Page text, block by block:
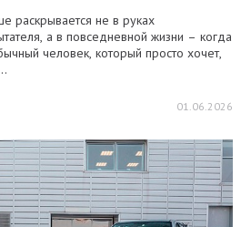
раскрывается не в руках
а в повседневной жизни – когда
человек, который просто хочет,
01.06.2026